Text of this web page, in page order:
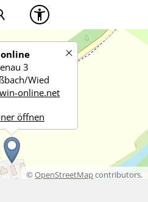
online
3
Wied
n- nl n n t
öffnen
©OpenStreetMapcontributors.